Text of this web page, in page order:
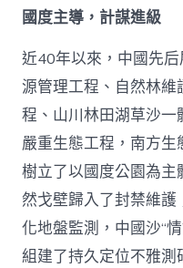
國度主導，計謀進級
近40年以來，中國先
源管理工程、自然林
程、山川林田湖草沙
嚴重生態工程，南方
樹立了以國度公園為
然戈壁歸入了封禁維
化地盤監測，中國沙“
組建了持久定位不雅